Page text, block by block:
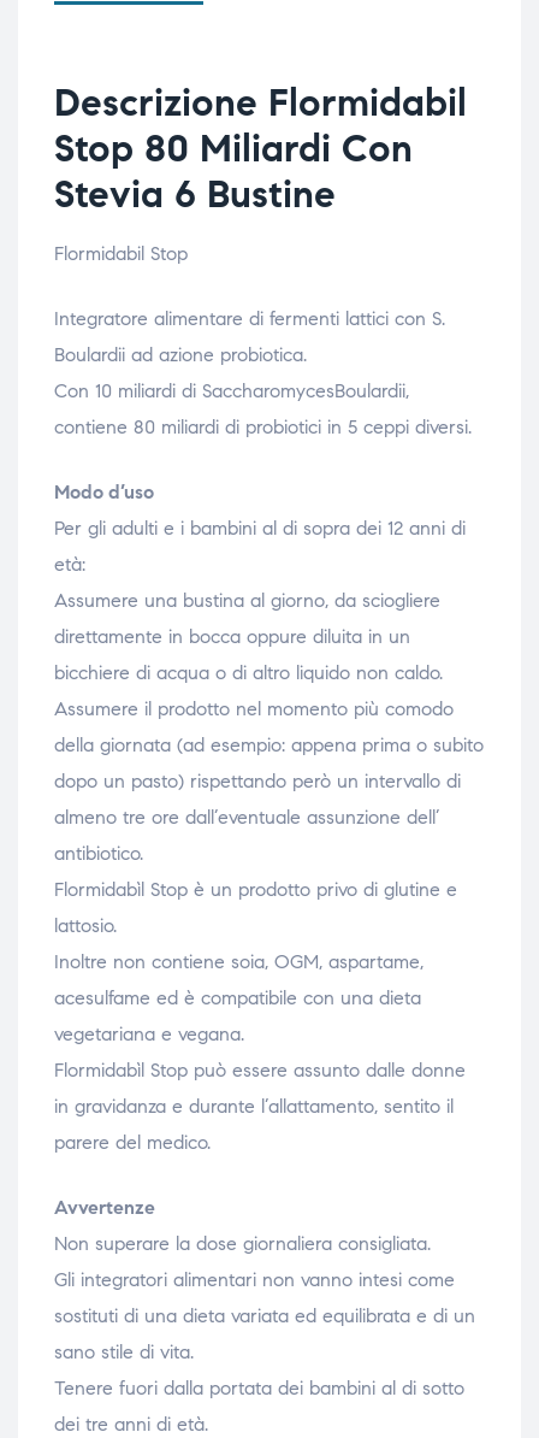
Descrizione Flormidabil
Stop 80 Miliardi Con
Stevia 6 Bustine
Flormidabil Stop
Integratore alimentare di fermenti lattici con S.
Boulardii ad azione probiotica.
Con 10 miliardi di SaccharomycesBoulardii,
contiene 80 miliardi di probiotici in 5 ceppi diversi.
Modo d’uso
Per gli adulti e i bambini al di sopra dei 12 anni di
età:
Assumere una bustina al giorno, da sciogliere
direttamente in bocca oppure diluita in un
bicchiere di acqua o di altro liquido non caldo.
Assumere il prodotto nel momento più comodo
della giornata (ad esempio: appena prima o subito
dopo un pasto) rispettando però un intervallo di
almeno tre ore dall’eventuale assunzione dell’
antibiotico.
Flormidabìl Stop è un prodotto privo di glutine e
lattosio.
Inoltre non contiene soia, OGM, aspartame,
acesulfame ed è compatibile con una dieta
vegetariana e vegana.
Flormidabìl Stop può essere assunto dalle donne
in gravidanza e durante l’allattamento, sentito il
parere del medico.
Avvertenze
Non superare la dose giornaliera consigliata.
Gli integratori alimentari non vanno intesi come
sostituti di una dieta variata ed equilibrata e di un
sano stile di vita.
Tenere fuori dalla portata dei bambini al di sotto
dei tre anni di età.